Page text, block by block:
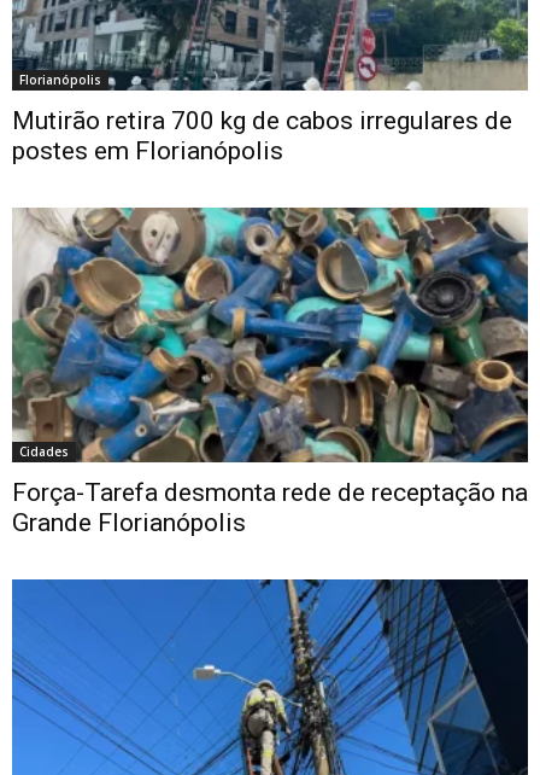
Florianópolis
Mutirão retira 700 kg de cabos irregulares de
postes em Florianópolis
Cidades
Força-Tarefa desmonta rede de receptação na
Grande Florianópolis